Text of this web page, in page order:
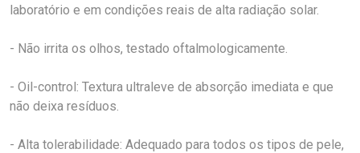
laboratório e em condições reais de alta radiação solar.
- Não irrita os olhos, testado oftalmologicamente.
- Oil-control: Textura ultraleve de absorção imediata e que
não deixa resíduos.
- Alta tolerabilidade: Adequado para todos os tipos de pele,